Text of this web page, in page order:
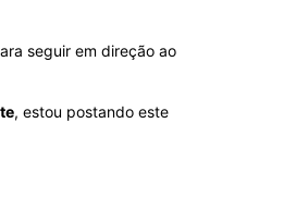
seguir em direção ao
, estou postando este